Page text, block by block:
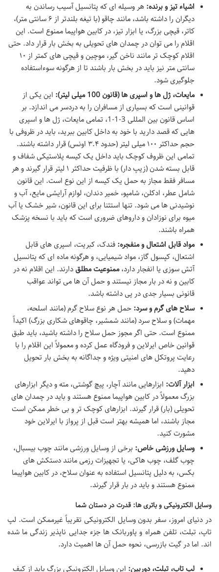
اشیاء تیز و برنده: هر وسیله ای که پتانسیل آسیب رساندن به
دیگران را داشته باشد، مانند چاقو (با تیغه بلندتر از ۶ سانتی متر)،
کاتر، قیچی بزرگ، یا ابزار تیز، در کابین هواپیما ممنوع است. این
اقلام را می توان در چمدان های تحویلی به بخش بار قرار داد. حتی
اقلام کوچک تر مانند ناخن گیر، موچین و قیچی های کمتر از ۱۰
سانتی متر نیز باید در بخش بار باشند تا از هرگونه سوءاستفاده
جلوگیری شود.
مایعات، ژل ها و اسپری ها (قانون 100 میلی لیتر):
این یکی از
قوانینی است که بسیاری از مسافران را به دردسر می اندازد. بر
اساس قانون بین المللی 3-1-1، تمامی مایعات، ژل ها و اسپری
هایی که قصد دارید با خود به داخل کابین ببرید، باید در ظروفی با
حجم حداکثر ۱۰۰ میلی لیتر (حدود ۳.۴ اونس) قرار داشته باشند.
تمامی این ظروف کوچک باید داخل یک کیسه پلاستیکی شفاف و
قابل بسته شدن (زیپ دار) با ظرفیت حداکثر ۱ لیتر قرار گیرند و هر
مسافر فقط مجاز به حمل یک کیسه از این نوع است. این قانون
شامل عطر، ادکلن، شامپو، خمیر دندان، لوازم آرایشی مایع، آب و
نوشیدنی ها می شود. تنها استثنا برای این قانون، شیر خشک یا آب
میوه برای نوزادان و داروهای ضروری است که باید با نسخه پزشک
همراه باشند.
مواد قابل اشتعال و منفجره: فندک، کبریت، اسپری های قابل
اشتعال، کپسول گاز، مواد شیمیایی، و هرگونه ماده ای که پتانسیل
آتش سوزی یا انفجار دارد،ممنوعیت مطلقدارند. این اقلام نه در
کابین و نه در بار مجاز نیستند و حمل آن ها می تواند عواقب
قانونی بسیار جدی در پی داشته باشد.
سلاح های گرم و سرد: حمل هر نوع سلاح گرم (مانند اسلحه،
مهمات) و سلاح سرد (مانند شمشیر، چاقوهای شکاری بزرگ) اکیداً
ممنوع است. حتی اگر مجوز حمل سلاح را داشته باشید، باید طبق
قوانین خاص ایرلاین و فرودگاه عمل کرده و معمولاً این اقلام را با
رعایت پروتکل های امنیتی ویژه و جداگانه به بخش بار تحویل
دهید.
ابزار آلات: ابزارهایی مانند آچار، پیچ گوشتی، مته و دیگر ابزارهای
بزرگ معمولاً در کابین هواپیما ممنوع هستند و باید در چمدان های
تحویلی (بار) قرار گیرند. ابزارهای کوچک تر و بی خطر ممکن است
مجاز باشند، اما همیشه بهتر است قبل از پرواز با ایرلاین خود
مشورت کنید.
وسایل ورزشی خاص: برخی از وسایل ورزشی مانند چوب بیسبال،
چوب گلف، چوب هاکی، یا تجهیزات رزمی مانند دستکش های
بکس، به دلیل پتانسیل استفاده به عنوان سلاح، در کابین هواپیما
ممنوع هستند و باید در بار قرار گیرند.
وسایل الکترونیکی و باتری ها: قدرت در دستان شما
در دنیای امروز، سفر بدون وسایل الکترونیکی تقریباً غیرممکن است. لپ
تاپ، تبلت، تلفن همراه و پاوربانک ها جزء جدایی ناپذیر زندگی ما شده
اند. اما در گیت بازرسی، نحوه حمل آن ها اهمیت دارد.
لپ تاپ، تبلت، دوربین: این وسایل الکترونیکی بزرگ باید از کیف